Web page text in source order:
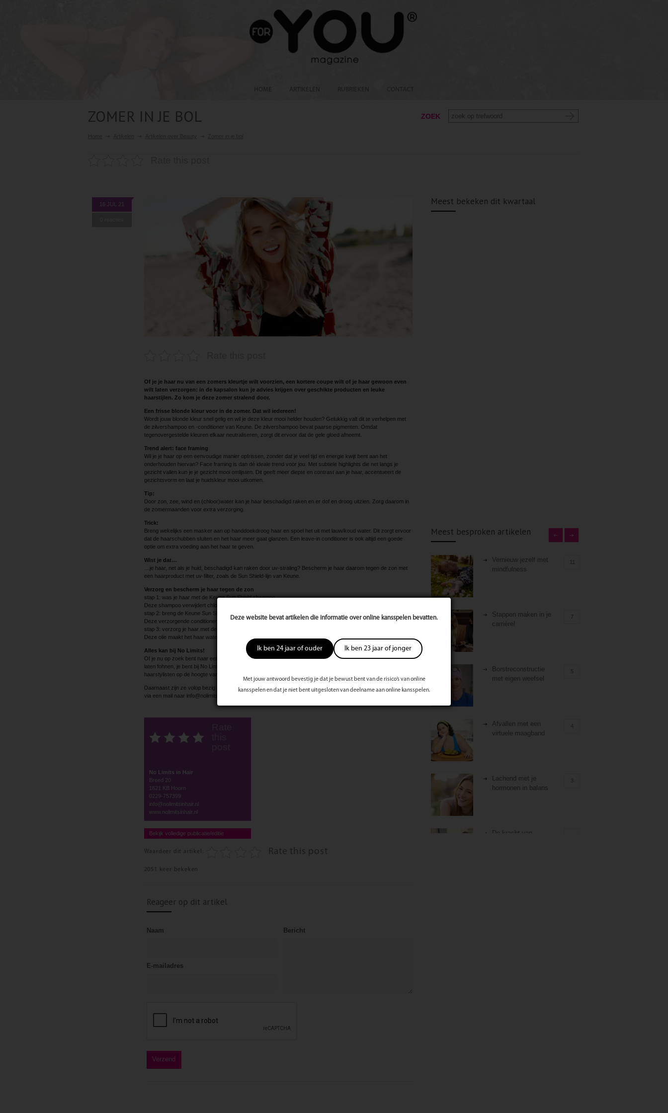
Deze website bevat artikelen die informatie over online kansspelen bevatten.
Ik ben 24 jaar of ouder Ik ben 23 jaar of jonger
Met jouw antwoord bevestig je dat je bewust bent van de risico’s van online
kansspelen en dat je niet bent uitgesloten van deelname aan online kansspelen.
ZOMER IN JE BOL ZOEK
16 JUL 21
Of je je haar nu van een zomers kleurtje wilt voorzien, een kortere coupe wilt of je haar gewoon even
wilt laten verzorgen: in de kapsalon kun je advies krijgen over geschikte producten en leuke
haarstijlen. Zo kom je deze zomer stralend door.
Een frisse blonde kleur voor in de zomer. Dat wil iedereen!
Wordt jouw blonde kleur snel gelig en wil je deze kleur mooi helder houden? Gelukkig valt dit te verhelpen met
de zilvershampoo en -conditioner van Keune. De zilvershampoo bevat paarse pigmenten. Omdat
tegenovergestelde kleuren elkaar neutraliseren, zorgt dit ervoor dat de gele gloed afneemt.
Trend alert: face framing
Wil je je haar op een eenvoudige manier opfrissen, zonder dat je veel tijd en energie kwijt bent aan het
onderhouden hiervan? Face framing is dan dé ideale trend voor jou. Met subtiele highlights die net langs je
gezicht vallen kun je je gezicht mooi omlijsten. Dit geeft meer diepte en contrast aan je haar, accentueert de
gezichtsvorm en laat je huidskleur mooi uitkomen.
Tip:
Door zon, zee, wind en (chloor)water kan je haar beschadigd raken en er dof en droog uitzien. Zorg daarom in
de zomermaanden voor extra verzorging.
Trick:
Breng wekelijks een masker aan op handdoekdroog haar en spoel het uit met lauw/koud water. Dit zorgt ervoor
dat de haarschubben sluiten en het haar meer gaat glanzen. Een leave-in conditioner is ook altijd een goede
optie om extra voeding aan het haar te geven.
Wist je dat…
…je haar, net als je huid, beschadigd kan raken door uv-straling? Bescherm je haar daarom tegen de zon met
een haarproduct met uv-filter, zoals de Sun Shield-lijn van Keune.
Verzorg en bescherm je haar tegen de zon
stap 1: was je haar met de Keune Sun Shield shampoo
Deze shampoo verwijdert chloor uit het haar en beschermt tegen uitdrogen tijdens het zonnen.
stap 2: breng de Keune Sun Shield conditioner aan op handdoekdroog haar
Deze verzorgende conditioner geeft het haar glans en maakt het haar beter doorkambaar.
stap 3: verzorg je haar met de Keune Sun Shield olie
Deze olie maakt het haar waterbestendig en beschermt tegen schadelijke uv-straling en kleurvervaging.
Alles kan bij No Limits!
Of je nu op zoek bent naar een balayage, een speciale kniptechniek voor krullen of je haar mooi in model wilt
laten fohnen, je bent bij No Limits altijd aan het juiste adres. Met opleidingen en cursussen blijven de
haarstylisten op de hoogte van de nieuwe ontwikkelingen in het vakgebied.
Daarnaast zijn ze volop bezig met uitbreiding van hun team. Ben jij degene die wij zoeken? Laat het ons weten
via een mail naar info@nolimitsinhair.nl met je cv en motivatie.
No Limits in Hair
Breed 20
1621 KB Hoorn
0229-757399
info@nolimitsinhair.nl
www.nolimitsinhair.nl
Bekijk volledige publicatie/editie
Waardeer dit artikel: Rate this post
2051 keer bekeken
Reageer op dit artikel
Naam
E-mailadres
Bericht
Meest bekeken dit kwartaal
Meest besproken artikelen
Vernieuw jezelf met
mindfulness
Stappen maken in je
carrière!
7
Borstreconstructie
met eigen weefsel
5
Afvallen met een
virtuele maagband
4
Lachend met je
hormonen in balans
3
De kracht van